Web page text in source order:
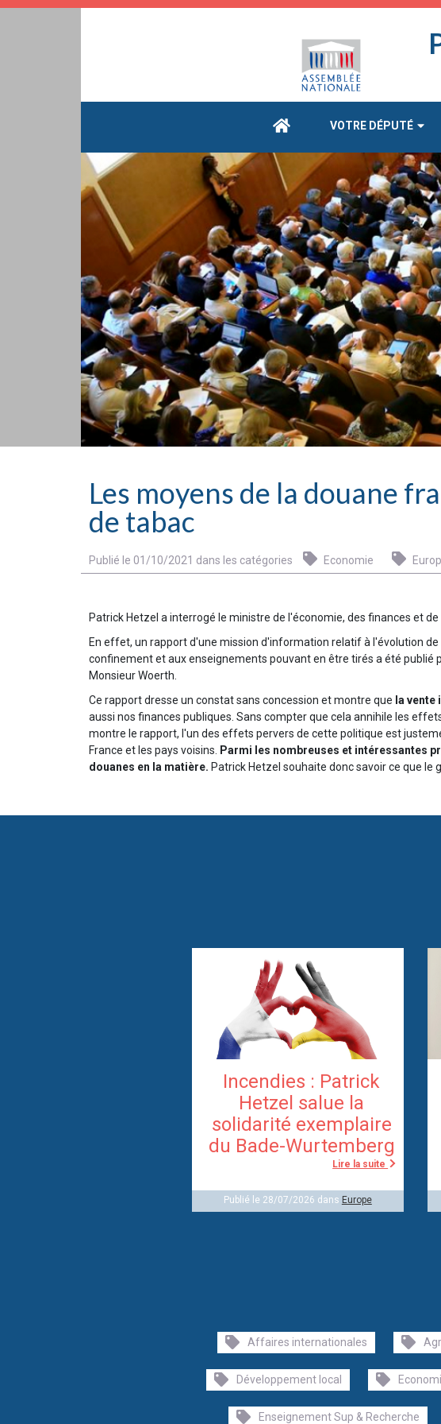
VOTRE DÉPUTÉ
Les moyens de la douane
de tabac
Publié le 01/10/2021 dans les catégories Economie
Patrick Hetzel a interrogé le ministre de l'économie, des finances et
En effet, un rapport d'une mission d'information relatif à l'évolution
confinement et aux enseignements pouvant en être tirés a été
Monsieur Woerth.
Ce rapport dresse un constat sans concession et montre que la
aussi nos finances publiques. Sans compter que cela annihile les
montre le rapport, l'un des effets pervers de cette politique est
France et les pays voisins.
Parmi les nombreuses et intéressantes
douanes en la matière. Patrick Hetzel souhaite donc savoir ce que
Incendies : Patrick
Hetzel salue la
solidarité exemplaire
du Bade-Wurtemberg
Lire la suite
Publié le 28/07/2026 dans Europe
Affaires internationales
Développement local
Enseignement Sup & Recherche
Cookies management panel